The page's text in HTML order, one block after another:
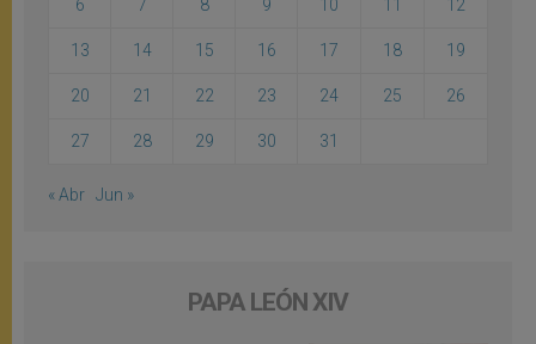
6 7 8 9 10 11 12
13 14 15 16 17 18 19
20 21 22 23 24 25 26
27 28 29 30 31
« Abr Jun »
PAPA LEÓN XIV